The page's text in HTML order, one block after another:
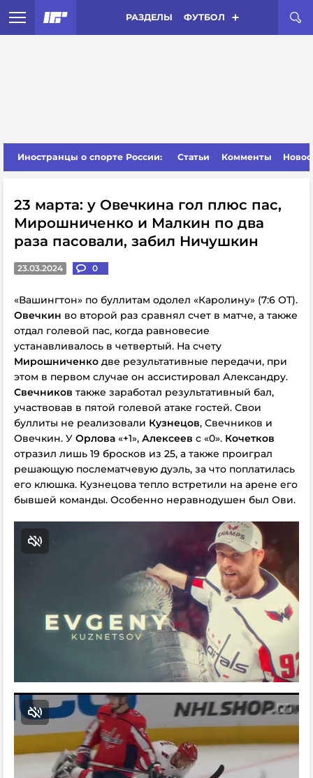
РАЗДЕЛЫ ФУТБОЛ
Иностранцы о спорте России: Статьи Комменты
23 марта: у Овечкина гол плюс пас,
Мирошниченко и Малкин по два
раза пасовали, забил Ничушкин
23.03.2024 0
«Вашингтон» по буллитам одолел «Каролину» (7:6 ОТ).
Овечкин во второй раз сравнял счет в матче, а также
отдал голевой пас, когда равновесие
устанавливалось в четвертый. На счету
Мирошниченко две результативные передачи, при
этом в первом случае он ассистировал Александру.
Свечников также заработал результативный бал,
участвовав в пятой голевой атаке гостей. Свои
буллиты не реализовали Кузнецов, Свечников и
Овечкин. У Орлова «+1», Алексеев с «0». Кочетков
отразил лишь 19 бросков из 25, а также проиграл
решающую послематчевую дуэль, за что поплатилась
его клюшка. Кузнецова тепло встретили на арене его
бывшей команды. Особенно неравнодушен был Ови.